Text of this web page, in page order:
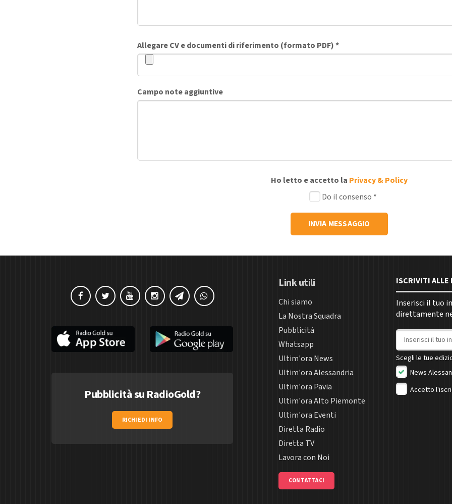
Allegare CV e documenti di riferimento (formato PDF)*
Campo note aggiuntive
Ho letto e accetto la Privacy & Policy
Do il consenso *
Pubblicità su RadioGold?
RICHIEDI INFO
Link utili
Chi siamo
La Nostra Squadra
Pubblicità
Whatsapp
Ultim'ora News
Ultim'ora Alessandria
Ultim'ora Pavia
Ultim'ora Alto Piemonte
Ultim'ora Eventi
Diretta Radio
Diretta TV
Lavora con Noi
CONTATTACI
ISCRIVITI ALLE
Inserisci il tuo
direttamente
Indirizzo email
Scegli le tue
News
Accetto